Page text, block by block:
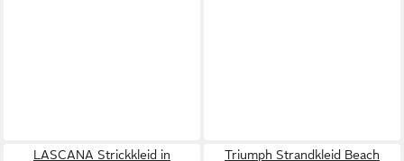
LASCANA Strickkleid in
Triumph Strandkleid Beach